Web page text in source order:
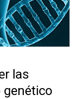
las
genético